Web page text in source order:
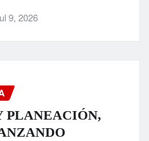
9, 2026
PLANEACIÓN,